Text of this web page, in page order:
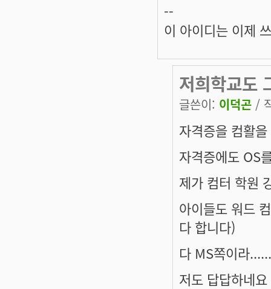
--
이 아이디는 이제
저희학교도
글쓴이: 이덕곤 /
자격증을 컴활
자격증에도 OS
제가 컴터 학원
아이들도 워드
다 합니다)
다 MS쪽이라......
저도 답답하네